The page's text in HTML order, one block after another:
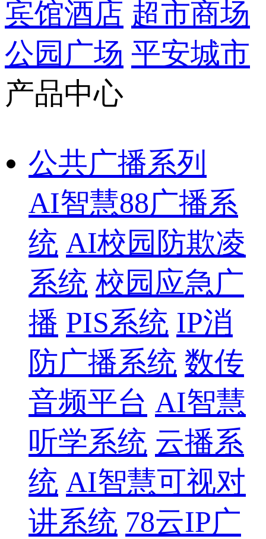
宾馆酒店 超市商场
公园广场 平安城市
产品中心
公共广播系列
AI智慧88广播系
统 AI校园防欺凌
系统 校园应急广
播 PIS系统 IP消
防广播系统 数传
音频平台 AI智慧
听学系统 云播系
统 AI智慧可视对
讲系统 78云IP广